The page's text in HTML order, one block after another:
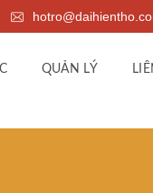
QUẢN LÝ